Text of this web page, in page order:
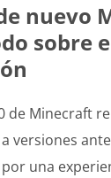
nuevo
sobre
de Minecraft
versiones
una